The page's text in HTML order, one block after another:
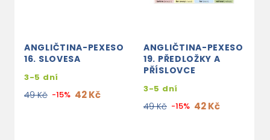
ANGLIČTINA-PEXESO
16. SLOVESA
3-5 dní
49 Kč -15% 42 Kč
ANGLIČTINA-PEXESO
19. PŘEDLOŽKY A
PŘÍSLOVCE
3-5 dní
49 Kč -15% 42 Kč